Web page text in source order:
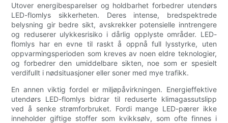
Utover energibesparelser og holdbarhet forbedrer utendørs
LED-flomlys sikkerheten. Deres intense, bredspektrede
belysning gir bedre sikt, avskrekker potensielle inntrengere
og reduserer ulykkesrisiko i dårlig opplyste områder. LED-
flomlys har en evne til raskt å oppnå full lysstyrke, uten
oppvarmingsperioden som kreves av noen eldre teknologier,
og forbedrer den umiddelbare sikten, noe som er spesielt
verdifullt i nødsituasjoner eller soner med mye trafikk.
En annen viktig fordel er miljøpåvirkningen. Energieffektive
utendørs LED-flomlys bidrar til reduserte klimagassutslipp
ved å senke strømforbruket. Fordi mange LED-pærer ikke
inneholder giftige stoffer som kvikksølv, som ofte finnes i